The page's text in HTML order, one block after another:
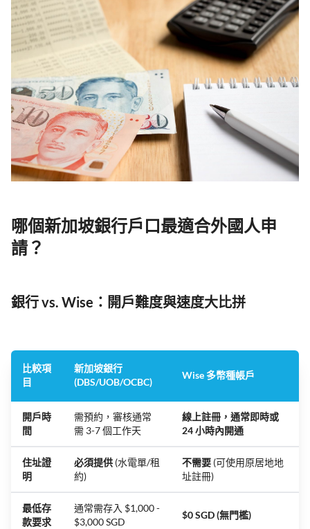
哪個新加坡銀行戶口最適合外國人申
請？
銀行 vs. Wise：開戶難度與速度大比拼
比較項
目
新加坡銀行
(DBS/UOB/OCBC)
Wise 多幣種帳戶
開戶時
間
需預約，審核通常
需 3-7 個工作天
線上註冊，通常即時或
24 小時內開通
住址證
明
必須提供 (水電單/租
約)
不需要 (可使用原居地地
址註冊)
最低存
款要求
通常需存入 $1,000 -
$3,000 SGD
$0 SGD (無門檻)